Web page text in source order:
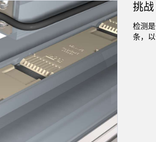
传感器
超声波传感器
和标签传感器
色标、颜色和荧
阵列和宽光束传感器
状态监测传感器
件
件
、服务或托盘取件呼
状况监测：预测
防性维护
性维护与状态监控 预测性维护与状
关链接
挑战
检测
条，